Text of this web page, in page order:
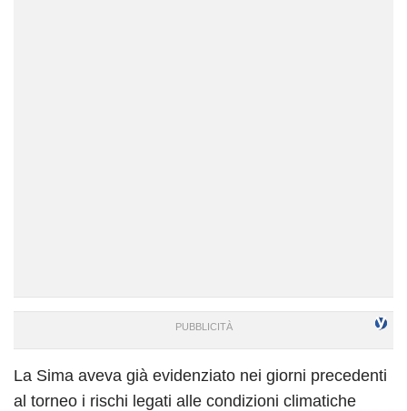
La Sima aveva già evidenziato nei giorni precedenti
al torneo i rischi legati alle condizioni climatiche